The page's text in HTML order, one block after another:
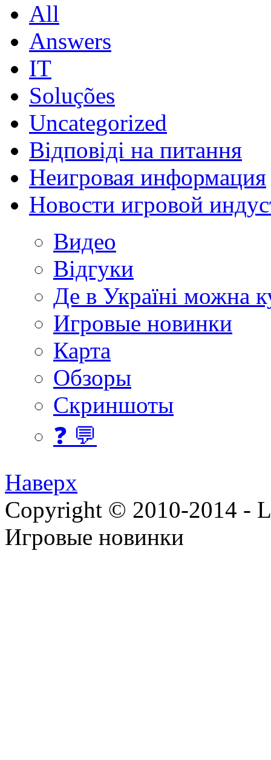
All
Answers
IT
Soluções
Uncategorized
Відповіді на питання
Неигровая информация
Новости игровой
Видео
Відгуки
Де в Україні можна
Игровые новинки
Карта
Обзоры
Скриншоты
❓ 💬
Наверх
Copyright © 2010-2014 -
Игровые новинки